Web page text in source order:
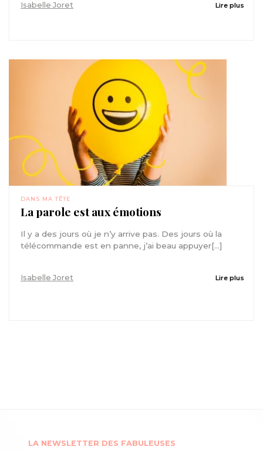
Isabelle Joret Lire plus
DANS MA TÊTE
La parole est aux émotions
Il y a des jours où je n’y arrive pas. Des jours où la
télécommande est en panne, j’ai beau appuyer[...]
Isabelle Joret Lire plus
LA NEWSLETTER DES FABULEUSES